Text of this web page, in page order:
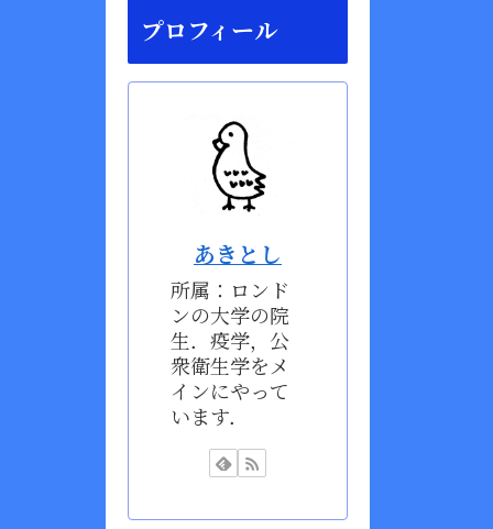
プロフィール
あきとし
所属：ロンド
ンの大学の院
生．疫学，公
衆衛生学をメ
インにやって
います．